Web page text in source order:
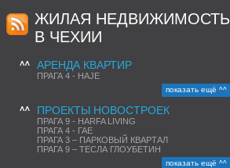
ЖИЛАЯ НЕДВИЖИМОСТЬ
В ЧЕХИИ
АРЕНДА КВАРТИР
ПРАГА 4 - HAJE
показать ещё ^^
ПРОЕКТЫ НОВОСТРОЕК
ПРАГА 9 - HARFA LIVING
ПРАГА 4 - ГАЕ
ПРАГА 3 – ПАРКОВЫЙ КВАРТАЛ
ПРАГА 9 – ТЕСЛА ГЛОУБЕТИН
показать ещё ^^